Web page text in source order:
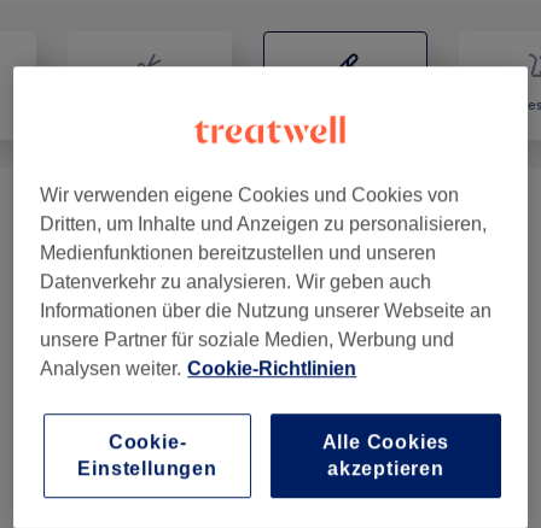
Herren Waxing (2) 10 €
Salonbewertungen
4,9 17 Bewertungen
Ambiente
Wir verwenden eigene Cookies und Cookies von
Dritten, um Inhalte und Anzeigen zu personalisieren,
Medienfunktionen bereitzustellen und unseren
Datenverkehr zu analysieren. Wir geben auch
Informationen über die Nutzung unserer Webseite an
unsere Partner für soziale Medien, Werbung und
Analysen weiter. Cookie-Richtlinien
Cookie-
Einstellungen
Alle Cookies
akzeptieren